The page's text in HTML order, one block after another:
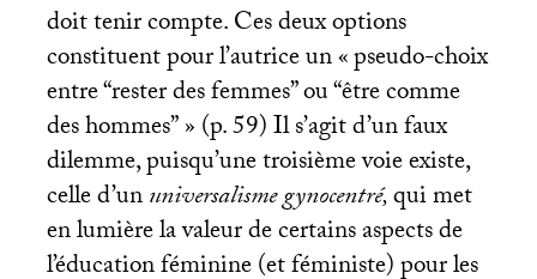
doit tenir compte. Ces deux options
constituent pour l’autrice un «pseudo-choix
entre “rester des femmes” ou “être comme
des hommes”» (p. 59) Il s’agit d’un faux
dilemme, puisqu’une troisième voie existe,
celle d’ununiversalisme gynocentré,quimet
en lumière la valeur de certains aspects de
l’éducation féminine (et féministe) pour les